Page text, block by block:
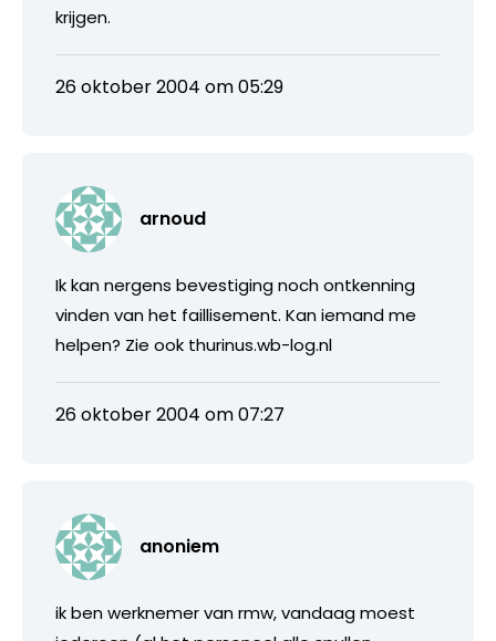
krijgen.
26 oktober 2004 om 05:29
arnoud
Ik kan nergens bevestiging noch ontkenning
vinden van het faillisement. Kan iemand me
helpen? Zie ook thurinus.wb-log.nl
26 oktober 2004 om 07:27
anoniem
ik ben werknemer van rmw, vandaag moest